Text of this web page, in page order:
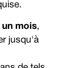
un mois,
jusqu'à